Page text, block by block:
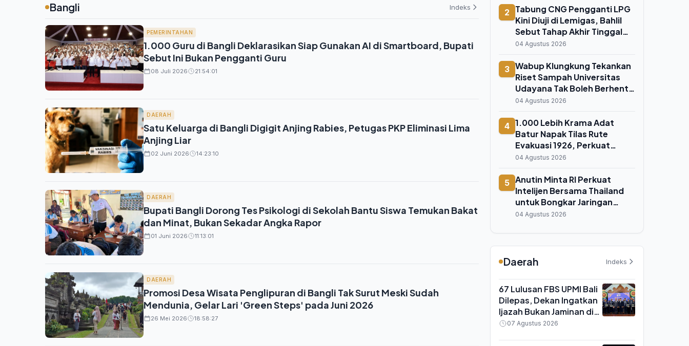
Bangli Indeks
PEMERINTAHAN
1.000 Guru di Bangli Deklarasikan Siap Gunakan AI di Smartboard, Bupati
Sebut Ini Bukan Pengganti Guru
08 Juli 2026 21:54:01
DAERAH
Satu Keluarga di Bangli Digigit Anjing Rabies, Petugas PKP Eliminasi Lima
Anjing Liar
02 Juni 2026 14:23:10
DAERAH
Bupati Bangli Dorong Tes Psikologi di Sekolah Bantu Siswa Temukan Bakat
dan Minat, Bukan Sekadar Angka Rapor
01 Juni 2026 11:13:01
DAERAH
Promosi Desa Wisata Penglipuran di Bangli Tak Surut Meski Sudah
Mendunia, Gelar Lari 'Green Steps' pada Juni 2026
26 Mei 2026 18:58:27
2
Tabung CNG Pengganti LPG
Kini Diuji di Lemigas, Bahlil
Sebut Tahap Akhir Tinggal
Menunggu Sertifikasi
04 Agustus 2026
3 Wabup Klungkung Tekankan
Riset Sampah Universitas
Udayana Tak Boleh Berhenti
di Atas Kertas
04 Agustus 2026
4 1.000 Lebih Krama Adat
Batur Napak Tilas Rute
Evakuasi 1926, Perkuat
Ikatan Spiritual dengan
04 Agustus 2026
5 Anutin Minta RI Perkuat
Intelijen Bersama Thailand
untuk Bongkar Jaringan
Online Scam Lintas Negara
04 Agustus 2026
Daerah Indeks
67 Lulusan FBS UPMI Bali
Dilepas, Dekan Ingatkan
Ijazah Bukan Jaminan di
Era Kecerdasan Buatan
07 Agustus 2026